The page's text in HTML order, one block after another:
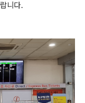
니다.